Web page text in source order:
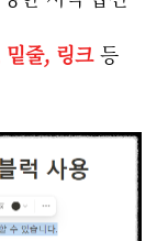
줄, 링크등